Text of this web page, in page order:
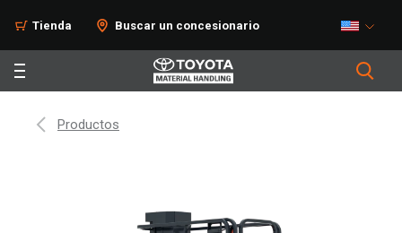
Tienda Buscar un concesionario
Productos